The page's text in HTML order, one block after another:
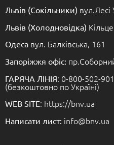
Львів (Сокільники) вул.Лесі
Львів (Холодновідка)
Одеса вул. Балківська, 161
Запоріжжя офіс:
ГАРЯЧА ЛІНІЯ: 0-800-502-901
(безкоштовно по Україні)
WEB SITE: https://bnv.ua
Написати лист: info@bnv.ua